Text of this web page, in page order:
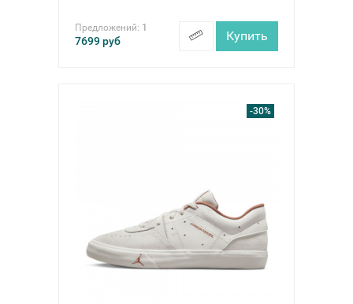
Предложений: 1
7699руб Купить
-30%